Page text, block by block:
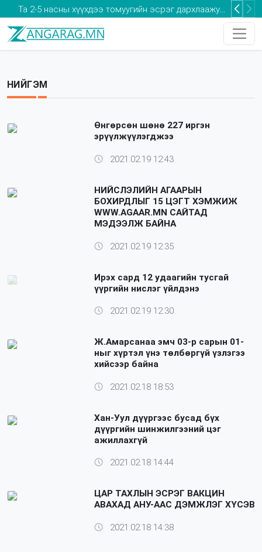
Та 2-5 насны хүүхдээ томуугийн эсрэг дархлаажуулалтад хамруулаарай
НИЙГЭМ
Өнгөрсөн шөнө 227 иргэн
эрүүлжүүлэгджээ
2021.02.19 12:43
НИЙСЛЭЛИЙН АГААРЫН
БОХИРДЛЫГ 15 ЦЭГТ ХЭМЖИЖ
WWW.AGAAR.MN САЙТАД
МЭДЭЭЛЖ БАЙНА
2021.02.19 12:35
Ирэх сард 12 удаагийн тусгай
үүргийн нислэг үйлдэнэ
2021.02.19 12:30
Ж.Амарсанаа эмч 03-р сарын 01-
ныг хүртэл үнэ төлбөргүй үзлэгээ
хийсээр байна
2021.02.18 18:53
Хан-Уул дүүргээс бусад бүх
дүүргийн шинжилгээний цэг
ажиллахгүй
2021.02.18 14:44
ЦАР ТАХЛЫН ЭСРЭГ ВАКЦИН
АВАХАД АНУ-ААС ДЭМЖЛЭГ ХҮСЭВ
2021.02.18 14:38